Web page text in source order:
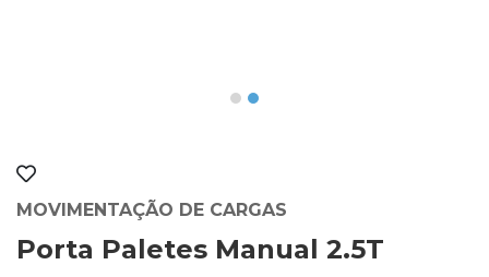
MOVIMENTAÇÃO DE CARGAS
Porta Paletes Manual 2.5T